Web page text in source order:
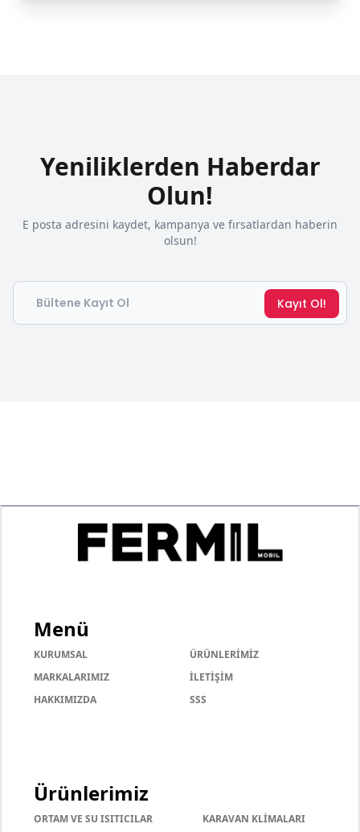
Yeniliklerden Haberdar
Olun!
E posta adresini kaydet, kampanya ve fırsatlardan haberin
olsun!
Email
Kayıt Ol!
Menü
KURUMSAL
ÜRÜNLERİMİZ
MARKALARIMIZ
İLETİŞİM
HAKKIMIZDA
SSS
Ürünlerimiz
ORTAM VE SU ISITICILAR KARAVAN KLİMALARI